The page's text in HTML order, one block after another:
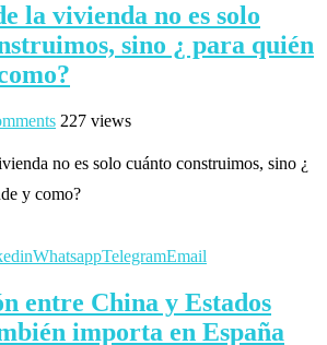
la vivienda no es solo
sino ¿ para quién
227 views
no es solo cuánto construimos, sino ¿
y como?
WhatsappTelegramEmail
entre China y Estados
importa en España